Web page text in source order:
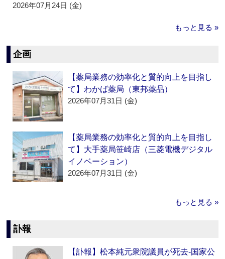
2026年07月24日 (金)
もっと見る »
企画
【薬局業務の効率化と質的向上を目指し
て】わかば薬局（東邦薬品）
2026年07月31日 (金)
【薬局業務の効率化と質的向上を目指し
て】大手薬局笹崎店（三菱電機デジタル
イノベーション）
2026年07月31日 (金)
もっと見る »
訃報
【訃報】松本純元衆院議員が死去‐国家公